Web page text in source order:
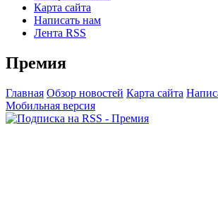
Карта сайта
Написать нам
Лента RSS
Премия
Главная Обзор новостей Карта сайта
Мобильная версия